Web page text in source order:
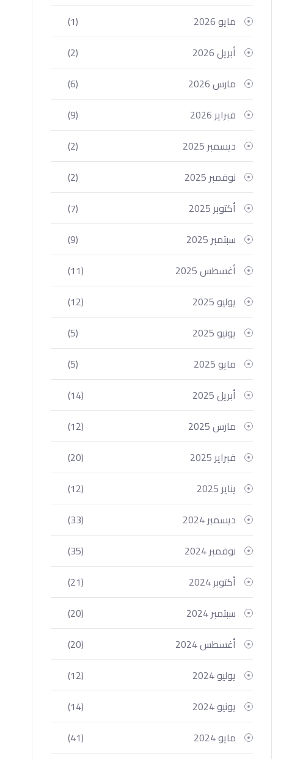
مايو 2026
(1)
أبريل 2026
(2)
مارس 2026
(6)
فبراير 2026
(9)
ديسمبر 2025
(2)
نوفمبر 2025
(2)
أكتوبر 2025
(7)
سبتمبر 2025
(9)
أغسطس 2025
(11)
يوليو 2025
(12)
يونيو 2025
(5)
مايو 2025
(5)
أبريل 2025
(14)
مارس 2025
(12)
فبراير 2025
(20)
يناير 2025
(12)
ديسمبر 2024
(33)
نوفمبر 2024
(35)
أكتوبر 2024
(21)
سبتمبر 2024
(20)
أغسطس 2024
(20)
يوليو 2024
(12)
يونيو 2024
(14)
مايو 2024
(41)